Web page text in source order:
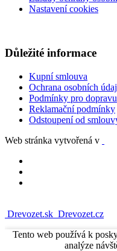
Nastavení cookies
Důležité informace
Kupní smlouva
Ochrana osobních
Podmínky pro dopravu
Reklamační podmínky
Odstoupení od
Web stránka vytvořená v
Drevozet.sk Drevozet.cz
Tento web používá k
analýze